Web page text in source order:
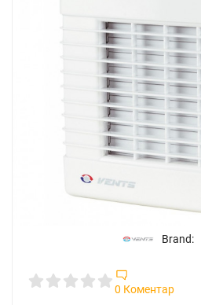
Brand:
0 Коментар